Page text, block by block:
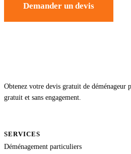
Demander un devis
Obtenez votre devis gratuit de déménageur
gratuit et sans engagement.
SERVICES
Déménagement particuliers